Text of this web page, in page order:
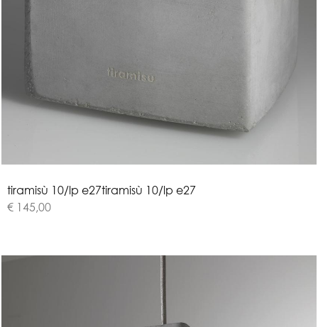
tiramisù 10/lp e27tiramisù 10/lp e27
€ 145,00